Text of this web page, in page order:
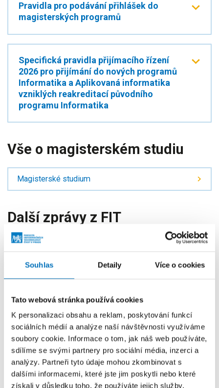
Souhlas Detaily Více o cookies
Tato webová stránka používá cookies
K personalizaci obsahu a reklam, poskytování funkcí
sociálních médií a analýze naší návštěvnosti využíváme
soubory cookie. Informace o tom, jak náš web používáte,
sdílíme se svými partnery pro sociální média, inzerci a
analýzy. Partneři tyto údaje mohou zkombinovat s
dalšími informacemi, které jste jim poskytli nebo které
získali v důsledku toho, že používáte jejich služby.
Pravidla pro podávání přihlášek do
magisterských programů
Specifická pravidla přijímacího řízení
2026 pro přijímání do nových programů
Informatika a Aplikovaná informatika
vzniklých reakreditací původního
programu Informatika
Vše o magisterském studiu
Magisterské studium
Další zprávy z FIT